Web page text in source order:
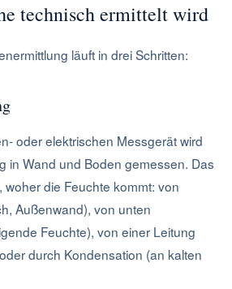
technisch ermittelt wird
läuft in drei Schritten:
oder elektrischen Messgerät wird
in Wand und Boden gemessen. Das
woher die Feuchte kommt: von
Außenwand), von unten
Feuchte), von einer Leitung
durch Kondensation (an kalten